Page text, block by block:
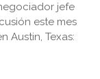
jefe
este mes
Austin, Texas: